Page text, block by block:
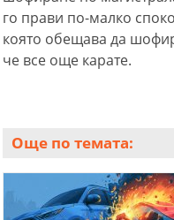
го прави по-малко
която обещава да
че все още карате.
Още по темата: